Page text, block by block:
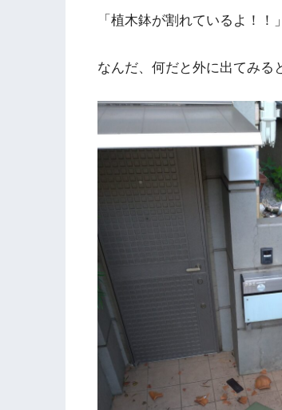
「植木鉢が割れているよ！！」
なんだ、何だと外に出てみる